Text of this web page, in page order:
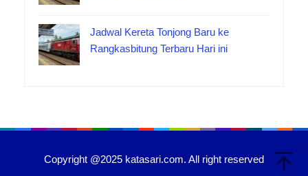
Jadwal Kereta Tonjong Baru ke
Rangkasbitung Terbaru Hari ini
Copyright @2025 katasari.com. All right reserved